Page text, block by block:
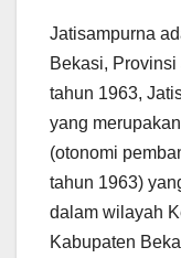
Jatisampurna
Bekasi,
tahun 1963,
yang
(otonomi
tahun 1963)
dalam wilayah
Kabupaten